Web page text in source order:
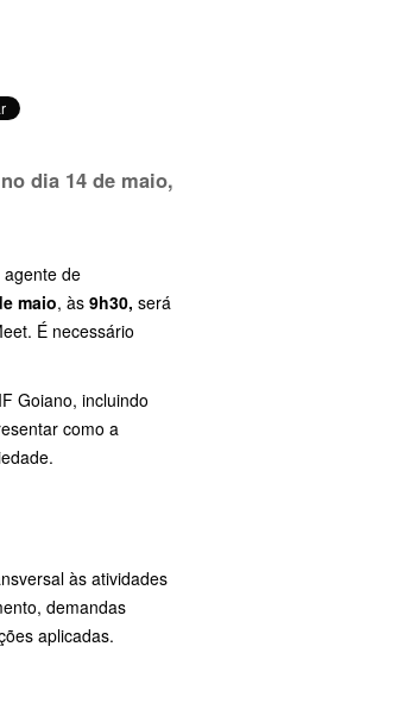
dia 14 de maio,
de
maio, às 9h30, será
É necessário
Goiano, incluindo
como a
às atividades
demandas
aplicadas.